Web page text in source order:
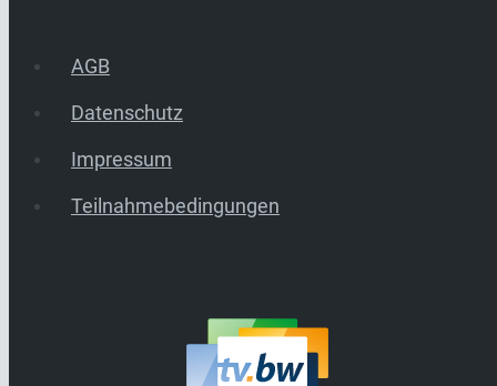
AGB
Datenschutz
Impressum
Teilnahmebedingungen